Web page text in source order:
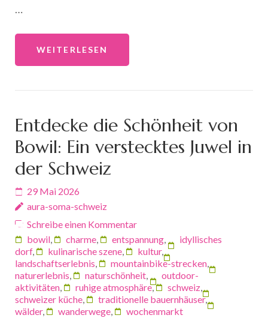
…
WEITERLESEN
Entdecke die Schönheit von
Bowil: Ein verstecktes Juwel in
der Schweiz
29 Mai 2026
aura-soma-schweiz
Schreibe einen Kommentar
bowil, charme, entspannung,
idyllisches
dorf, kulinarische szene, kultur,
landschaftserlebnis, mountainbike-strecken,
naturerlebnis, naturschönheit,
outdoor-
aktivitäten, ruhige atmosphäre, schweiz,
schweizer küche, traditionelle bauernhäuser,
wälder, wanderwege, wochenmarkt